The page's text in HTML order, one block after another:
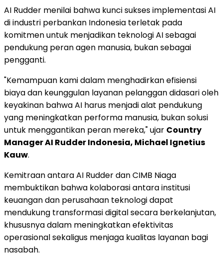
AI Rudder menilai bahwa kunci sukses implementasi AI
di industri perbankan Indonesia terletak pada
komitmen untuk menjadikan teknologi AI sebagai
pendukung peran agen manusia, bukan sebagai
pengganti.
"Kemampuan kami dalam menghadirkan efisiensi
biaya dan keunggulan layanan pelanggan didasari oleh
keyakinan bahwa AI harus menjadi alat pendukung
yang meningkatkan performa manusia, bukan solusi
untuk menggantikan peran mereka," ujar Country
Manager AI Rudder Indonesia, Michael Ignetius
Kauw.
Kemitraan antara AI Rudder dan CIMB Niaga
membuktikan bahwa kolaborasi antara institusi
keuangan dan perusahaan teknologi dapat
mendukung transformasi digital secara berkelanjutan,
khususnya dalam meningkatkan efektivitas
operasional sekaligus menjaga kualitas layanan bagi
nasabah.